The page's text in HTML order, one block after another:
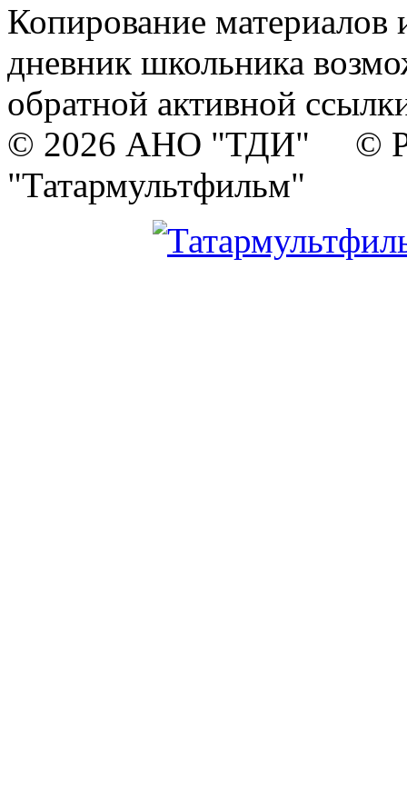
Копирование материалов
дневник школьника
обратной активной
© 2026 АНО "ТДИ" ©
"Татармультфильм"